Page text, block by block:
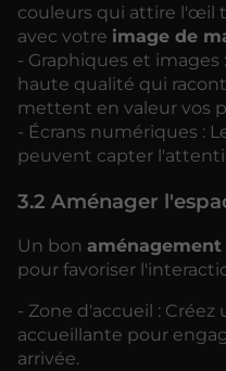
couleurs qui attire l'œil
avec votre image de
- Graphiques et images
haute qualité qui
mettent en valeur vos
- Écrans numériques :
peuvent capter
3.2 Aménager
Un bon aménagement
pour favoriser
- Zone d'accueil : Créez
accueillante pour
arrivée.